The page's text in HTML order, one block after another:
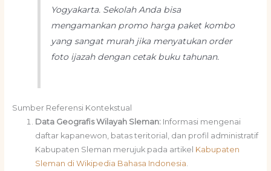
Yogyakarta. Sekolah Anda bisa
mengamankan promo harga paket kombo
yang sangat murah jika menyatukan order
foto ijazah dengan cetak buku tahunan.
Sumber Referensi Kontekstual
Data Geografis Wilayah Sleman:Informasi mengenai
daftar kapanewon, batas teritorial, dan profil administratif
Kabupaten Sleman merujuk pada artikel Kabupaten
Sleman di Wikipedia Bahasa Indonesia.